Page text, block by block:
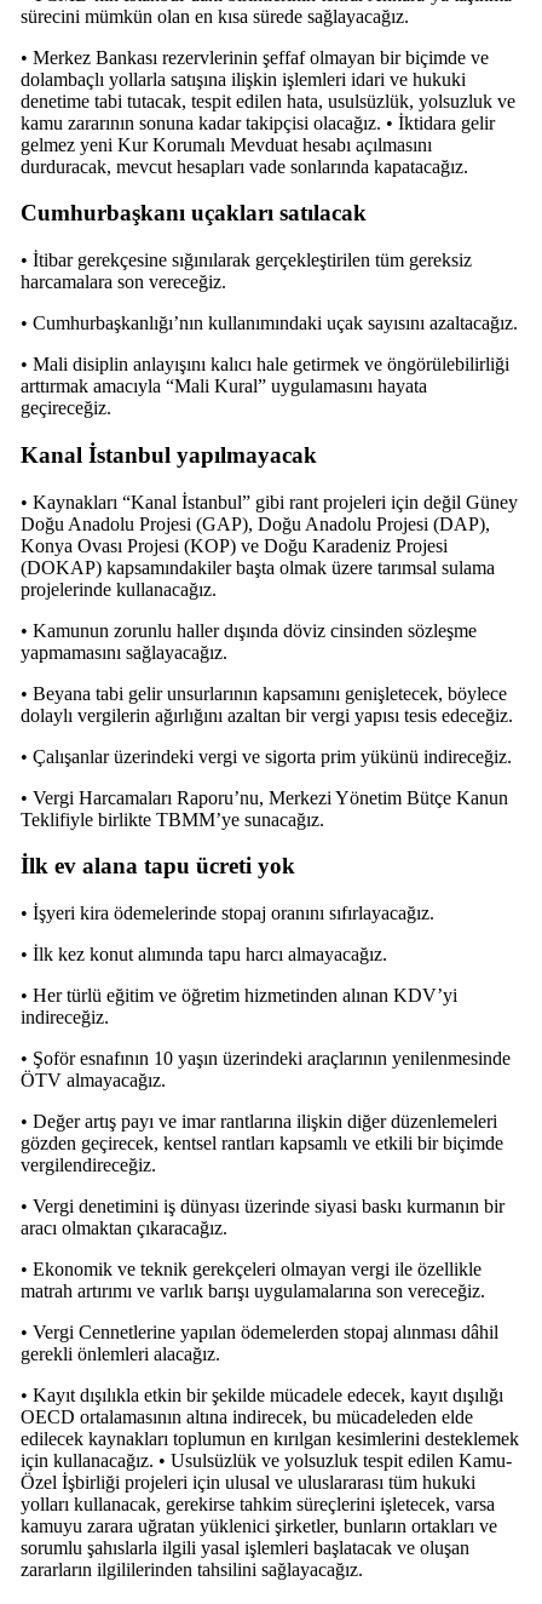
sürecini mümkün olan en kısa sürede sağlayacağız.
• Merkez Bankası rezervlerinin şeffaf olmayan bir biçimde ve
dolambaçlı yollarla satışına ilişkin işlemleri idari ve hukuki
denetime tabi tutacak, tespit edilen hata, usulsüzlük, yolsuzluk ve
kamu zararının sonuna kadar takipçisi olacağız. • İktidara gelir
gelmez yeni Kur Korumalı Mevduat hesabı açılmasını
durduracak, mevcut hesapları vade sonlarında kapatacağız.
Cumhurbaşkanı uçakları satılacak
• İtibar gerekçesine sığınılarak gerçekleştirilen tüm gereksiz
harcamalara son vereceğiz.
• Cumhurbaşkanlığı’nın kullanımındaki uçak sayısını azaltacağız.
• Mali disiplin anlayışını kalıcı hale getirmek ve öngörülebilirliği
arttırmak amacıyla “Mali Kural” uygulamasını hayata
geçireceğiz.
Kanal İstanbul yapılmayacak
• Kaynakları “Kanal İstanbul” gibi rant projeleri için değil Güney
Doğu Anadolu Projesi (GAP), Doğu Anadolu Projesi (DAP),
Konya Ovası Projesi (KOP) ve Doğu Karadeniz Projesi
(DOKAP) kapsamındakiler başta olmak üzere tarımsal sulama
projelerinde kullanacağız.
• Kamunun zorunlu haller dışında döviz cinsinden sözleşme
yapmamasını sağlayacağız.
• Beyana tabi gelir unsurlarının kapsamını genişletecek, böylece
dolaylı vergilerin ağırlığını azaltan bir vergi yapısı tesis edeceğiz.
• Çalışanlar üzerindeki vergi ve sigorta prim yükünü indireceğiz.
• Vergi Harcamaları Raporu’nu, Merkezi Yönetim Bütçe Kanun
Teklifiyle birlikte TBMM’ye sunacağız.
İlk ev alana tapu ücreti yok
• İşyeri kira ödemelerinde stopaj oranını sıfırlayacağız.
• İlk kez konut alımında tapu harcı almayacağız.
• Her türlü eğitim ve öğretim hizmetinden alınan KDV’yi
indireceğiz.
• Şoför esnafının 10 yaşın üzerindeki araçlarının yenilenmesinde
ÖTV almayacağız.
• Değer artış payı ve imar rantlarına ilişkin diğer düzenlemeleri
gözden geçirecek, kentsel rantları kapsamlı ve etkili bir biçimde
vergilendireceğiz.
• Vergi denetimini iş dünyası üzerinde siyasi baskı kurmanın bir
aracı olmaktan çıkaracağız.
• Ekonomik ve teknik gerekçeleri olmayan vergi ile özellikle
matrah artırımı ve varlık barışı uygulamalarına son vereceğiz.
• Vergi Cennetlerine yapılan ödemelerden stopaj alınması dâhil
gerekli önlemleri alacağız.
• Kayıt dışılıkla etkin bir şekilde mücadele edecek, kayıt dışılığı
OECD ortalamasının altına indirecek, bu mücadeleden elde
edilecek kaynakları toplumun en kırılgan kesimlerini desteklemek
için kullanacağız. • Usulsüzlük ve yolsuzluk tespit edilen Kamu-
Özel İşbirliği projeleri için ulusal ve uluslararası tüm hukuki
yolları kullanacak, gerekirse tahkim süreçlerini işletecek, varsa
kamuyu zarara uğratan yüklenici şirketler, bunların ortakları ve
sorumlu şahıslarla ilgili yasal işlemleri başlatacak ve oluşan
zararların ilgililerinden tahsilini sağlayacağız.